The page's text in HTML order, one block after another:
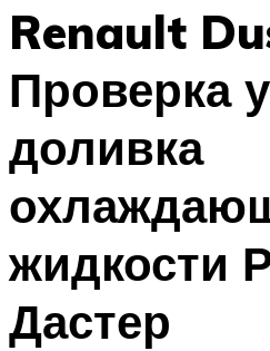
Renault
Проверка
доливка
жидкости
Дастер